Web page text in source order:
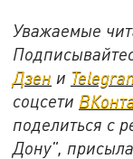
Уважаемые
Дзен и
соцсети
поделиться с
Дону",